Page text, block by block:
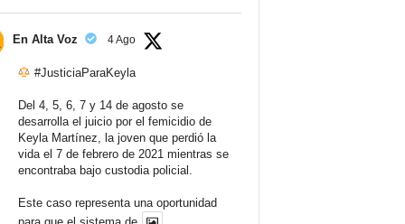
En Alta Voz 4 Ago
#JusticiaParaKeyla
Del 4, 5, 6, 7 y 14 de agosto se
desarrolla el juicio por el femicidio de
Keyla Martínez, la joven que perdió la
vida el 7 de febrero de 2021 mientras se
encontraba bajo custodia policial.
Este caso representa una oportunidad